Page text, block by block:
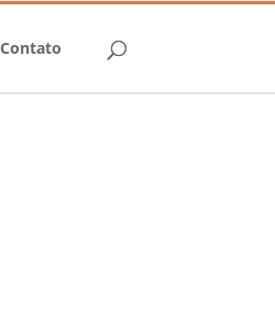
Contato